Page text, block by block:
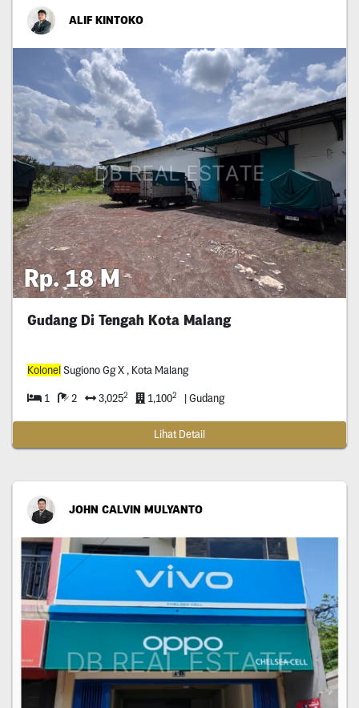
ALIF KINTOKO
Rp. 18 M
Gudang Di Tengah Kota Malang
KolonelSugiono Gg X , Kota Malang
1 2 3,0252 1,1002 | Gudang
Lihat Detail
JOHN CALVIN MULYANTO